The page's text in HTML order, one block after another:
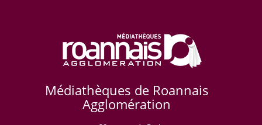
Médiathèques de Roannais
Agglomération